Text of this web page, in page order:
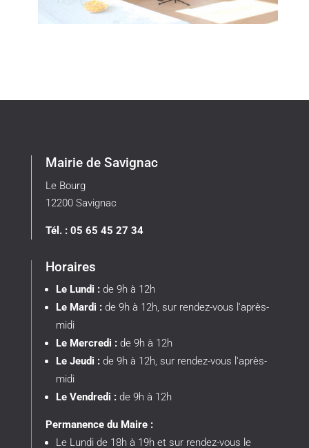
Mairie de Savignac
Le Bourg
12200 Savignac
Tél. : 05 65 45 27 34
Horaires
Le Lundi :de 9h à 12h
Le Mardi :de 9h à 12h, sur rendez-vous l'après-
midi
Le Mercredi :de 9h à 12h
Le Jeudi :de 9h à 12h, sur rendez-vous l'après-
midi
Le Vendredi :de 9h à 12h
Permanence du Maire :
Le Lundi de 18h à 19h et sur rendez-vous le